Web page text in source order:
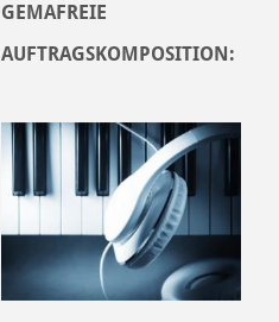
GEMAFREIE
AUFTRAGSKOMPOSITION: